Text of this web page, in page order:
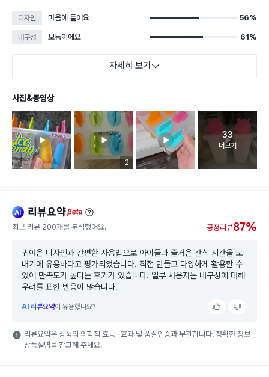
디자인 마음에 들어요 56%
내구성 보통이에요 61%
자세히 보기
사진&동영상
리뷰 이미지 등록 개수
2
고객 리뷰
33
더보기
ai 리뷰요약beta
최근 리뷰 200개를 분석했어요. 긍정리뷰87%
귀여운 디자인과 간편한 사용법으로 아이들과 즐거운 간식 시간을 보
내기에 유용하다고 평가되었습니다. 직접 만들고 다양하게 활용할 수
있어 만족도가 높다는 후기가 있습니다. 일부 사용자는 내구성에 대해
우려를 표한 반응이 많습니다.
AI 리뷰요약이 유용했나요?
리뷰요약은 상품의 의학적 효능 · 효과 및 품질인증과 무관합니다. 정확한 정보는
상품설명을 참고해 주세요.